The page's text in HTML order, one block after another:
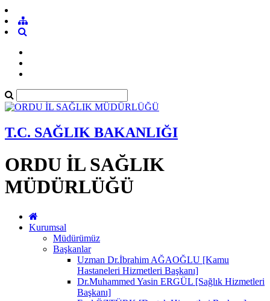
T.C. SAĞLIK BAKANLIĞI
ORDU İL SAĞLIK
MÜDÜRLÜĞÜ
Kurumsal
Müdürümüz
Başkanlar
Uzman Dr.İbrahim AĞAOĞLU [Kamu
Hastaneleri Hizmetleri Başkanı]
Dr.Muhammed Yasin ERGÜL [Sağlık Hizmetleri
Başkanı]